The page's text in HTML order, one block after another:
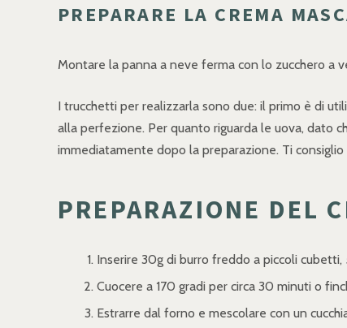
PREPARARE LA CREMA
Montare la panna a neve ferma con lo zucchero a
I trucchetti per realizzarla sono due: il primo è di
alla perfezione. Per quanto riguarda le uova, dato
immediatamente dopo la preparazione. Ti
PREPARAZIONE DEL
Inserire 30g di burro freddo a piccoli
Cuocere a 170 gradi per circa 30 minuti o
Estrarre dal forno e mescolare con un